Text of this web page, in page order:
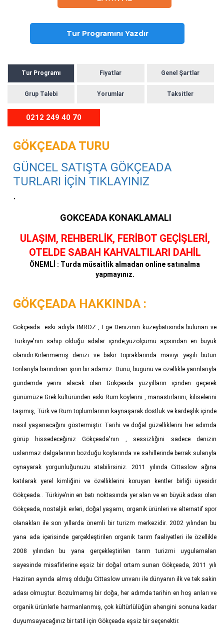
Tur Programını Yazdır
Tur Programı Fiyatlar Genel Şartlar
Grup Talebi Yorumlar Taksitler
0212 249 40 70
GÖKÇEADA TURU
GÜNCEL SATIŞTA GÖKÇEADA
TURLARI İÇİN TIKLAYINIZ
.
GOKCEADA KONAKLAMALI
ULAŞIM, REHBERLİK, FERİBOT GEÇİŞLERİ,
OTELDE SABAH KAHVALTILARI DAHİL
ÖNEMLİ : Turda müsaitlik almadan online satınalma
yapmayınız.
GÖKÇEADA HAKKINDA :
Gökçeada...eski adıyla İMROZ , Ege Denizinin kuzeybatısında bulunan ve
Türkiye'nin sahip olduğu adalar içinde,yüzölçümü açısından en büyük
olanıdır.Kirlenmemiş denizi ve bakir topraklarında maviyi yeşili bütün
tonlarıyla barındıran şirin bir adamız. Dünü, bugünü ve özellikle yarınlarıyla
gündemde yerini alacak olan Gökçeada yüzyılların içinden geçerek
günümüze Grek kültüründen eski Rum köylerini , manastırlarını, kiliselerini
taşımış, Türk ve Rum toplumlarının kaynaşarak dostluk ve kardeşlik içinde
nasıl yaşanacağını göstermiştir. Tarihi ve doğal güzelliklerini her adımda
görüp hissedeceğiniz Gökçeada'nın , sessizliğini sadece denizin
uslanmaz dalgalarının bozduğu koylarında ve sahillerinde berrak sularıyla
oynayarak yorgunluğunuzu atabilirsiniz. 2011 yılında Cittaslow ağına
katılarak yerel kimliğini ve özelliklerini koruyan kentler birliği üyesidir
Gökçeada.. Türkiye’nin en batı noktasında yer alan ve en büyük adası olan
Gökçeada, nostaljik evleri, doğal yaşamı, organik ürünleri ve alternatif spor
olanakları ile son yıllarda önemli bir turizm merkezidir. 2002 yılından bu
yana ada içerisinde gerçekleştirilen organik tarım faaliyetleri ile özellikle
2008 yılından bu yana gerçekleştirilen tarım turizmi uygulamaları
sayesinde misafirlerine eşsiz bir doğal ortam sunan Gökçeada, 2011 yılı
Haziran ayında almış olduğu Cittaslow unvanı ile dünyanın ilk ve tek sakin
adası olmuştur. Bozulmamış bir doğa, her adımda tarihin en hoş anları ve
organik ürünlerle harmanlanmış, çok kültürlülüğün ahengini sonuna kadar
duyumsayacağınız bir tatil için Gökçeada eşsiz bir seçenektir.